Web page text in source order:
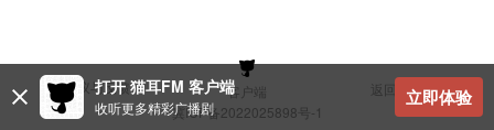
建议与反馈 客户端
返回顶部
冀ICP备2022025898号-1
打开 猫耳FM 客户端
收听更多精彩广播剧 立即体验